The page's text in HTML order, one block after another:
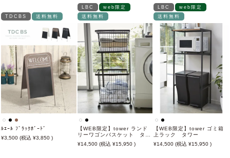
TDCBS 送料無料
ﾙｴｰﾙ ﾌﾞﾗｯｸﾎﾞｰﾄﾞ
3,500
3,850
LBC
web限定
送料無料
【WEB限定】tower ランド
リーワゴンバスケット タワ
14,500 15,950
LBC
web限定
送料無料
【WEB限定】tower ゴミ箱
上ラック タワー
14,500
15,950